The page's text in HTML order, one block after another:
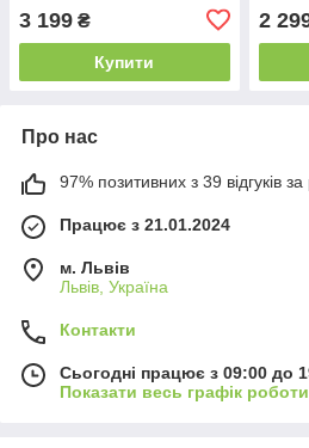
лещатами та магнітними
елементами
3 199 ₴
Купити
2
Про нас
97% позитивних з 39 відгуків за
Працює з 21.01.2024
м. Львів
Львів, Україна
Контакти
Сьогодні працює з 09:00 до
Показати весь графік роботи